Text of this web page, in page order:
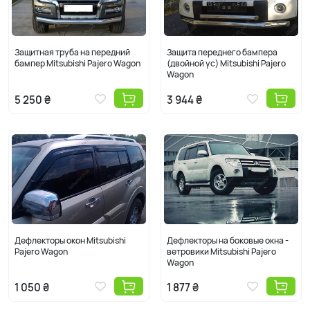
Защитная труба на передний
бампер Mitsubishi Pajero Wagon
5 250 ₴
Защита переднего бампера
(двойной ус) Mitsubishi Pajero
Wagon
3 944 ₴
Дефлекторы окон Mitsubishi
Pajero Wagon
1 050 ₴
Дефлекторы на боковые окна -
ветровики Mitsubishi Pajero
Wagon
1 877 ₴